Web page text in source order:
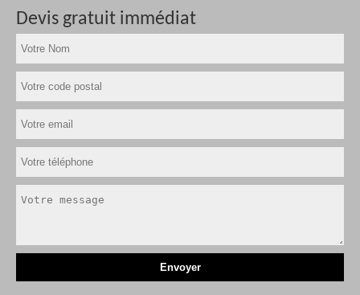
Devis gratuit immédiat